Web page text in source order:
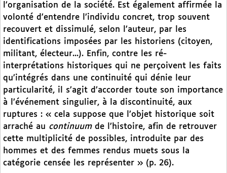
l’organisation de la société. Est également affirmée la
volonté d’entendre l’individu concret, trop souvent
recouvert et dissimulé, selon l’auteur, par les
identifications imposées par les historiens (citoyen,
militant, électeur...). Enfin, contre les ré-
interprétations historiques qui ne perçoivent les faits
qu’intégrés dans une continuité qui dénie leur
particularité, il s’agit d’accorder toute son importance
à l’événement singulier, à la discontinuité, aux
ruptures : « cela suppose que l’objet historique soit
arraché au continuumde l’histoire, afin de retrouver
cette multiplicité de possibles, introduite par des
hommes et des femmes rendus muets sous la
catégorie censée les représenter » (p. 26).